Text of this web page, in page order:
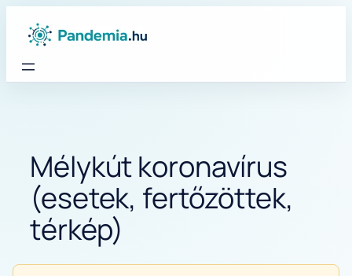
Mélykút koronavírus
(esetek, fertőzöttek,
térkép)